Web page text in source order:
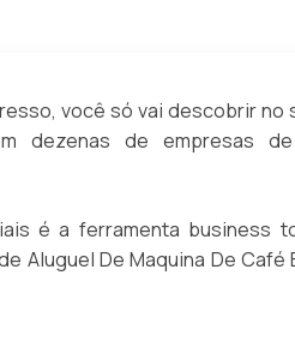
você só vai descobrir
dezenas de empresas
é a ferramenta business
Aluguel De Maquina De Café